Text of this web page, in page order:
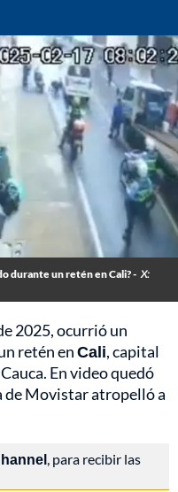
durante un retén en Cali? - X:
2025, ocurrió un
retén enCali, capital
En video quedó
Movistar atropelló a
, para recibir las